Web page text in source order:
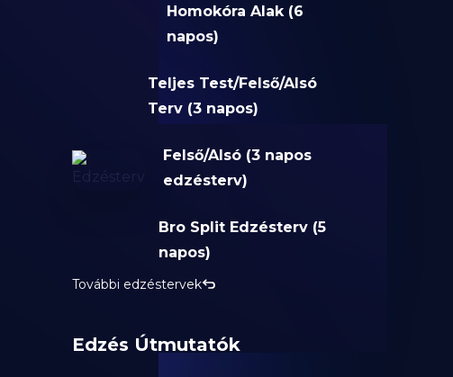
Homokóra Alak (6
napos)
Teljes Test/Felső/Alsó
Terv (3 napos)
Felső/Alsó (3 napos
edzésterv)
Bro Split Edzésterv (5
napos)
További edzéstervek
Edzés Útmutatók